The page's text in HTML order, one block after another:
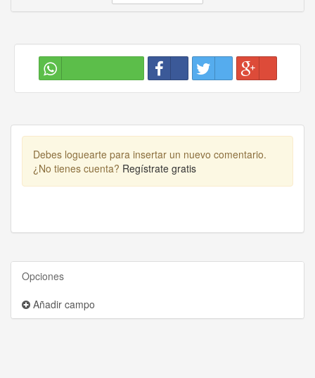
Debes loguearte para insertar un nuevo comentario.
¿No tienes cuenta? Regístrate gratis
Opciones
Añadir campo